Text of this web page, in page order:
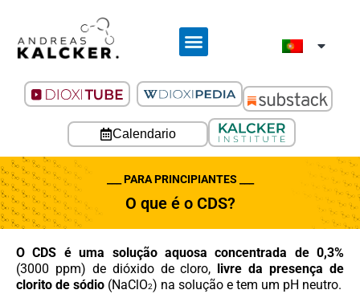
Calendario
___ PARA PRINCIPIANTES ___
O que é o CDS?
O CDS é uma solução aquosa concentrada de 0,3%
(3000 ppm) de dióxido de cloro,
livre da presença de
clorito de sódio (NaClO2) na solução e tem um pH neutro.